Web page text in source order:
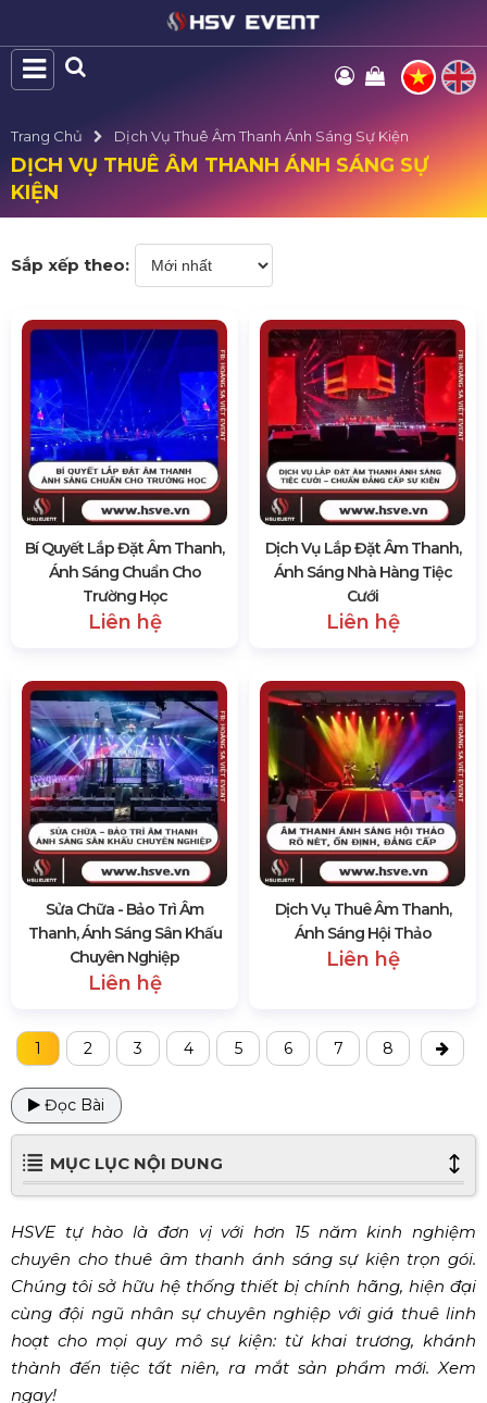
Trang Chủ Dịch Vụ Thuê Âm Thanh Ánh Sáng Sự Kiện
DỊCH VỤ THUÊ ÂM THANH ÁNH SÁNG SỰ
KIỆN
Sắp xếp theo:
Bí Quyết Lắp Đặt Âm Thanh,
Ánh Sáng Chuẩn Cho
Trường Học
Liên hệ
Dịch Vụ Lắp Đặt Âm Thanh,
Ánh Sáng Nhà Hàng Tiệc
Cưới
Liên hệ
Sửa Chữa - Bảo Trì Âm
Thanh, Ánh Sáng Sân Khấu
Chuyên Nghiệp
Liên hệ
Dịch Vụ Thuê Âm Thanh,
Ánh Sáng Hội Thảo
Liên hệ
1 2 3 4 5 6 7 8
Đọc Bài
MỤC LỤC NỘI DUNG
HSVE tự hào là đơn vị với hơn 15 năm kinh nghiệm
chuyên cho thuê âm thanh ánh sáng sự kiện trọn gói.
Chúng tôi sở hữu hệ thống thiết bị chính hãng, hiện đại
cùng đội ngũ nhân sự chuyên nghiệp với giá thuê linh
hoạt cho mọi quy mô sự kiện: từ khai trương, khánh
thành đến tiệc tất niên, ra mắt sản phẩm mới. Xem
ngay!